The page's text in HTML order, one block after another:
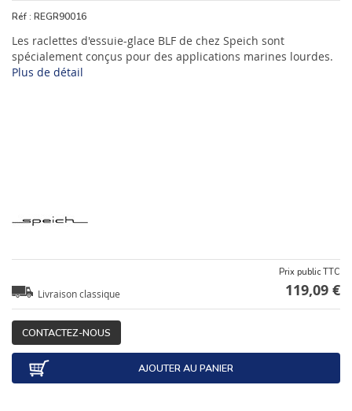
Réf : REGR90016
Les raclettes d'essuie-glace BLF de chez Speich sont
spécialement conçus pour des applications marines lourdes.
Plus de détail
Livraison classique
Prix public TTC
119,09 €
CONTACTEZ-NOUS
AJOUTER AU PANIER